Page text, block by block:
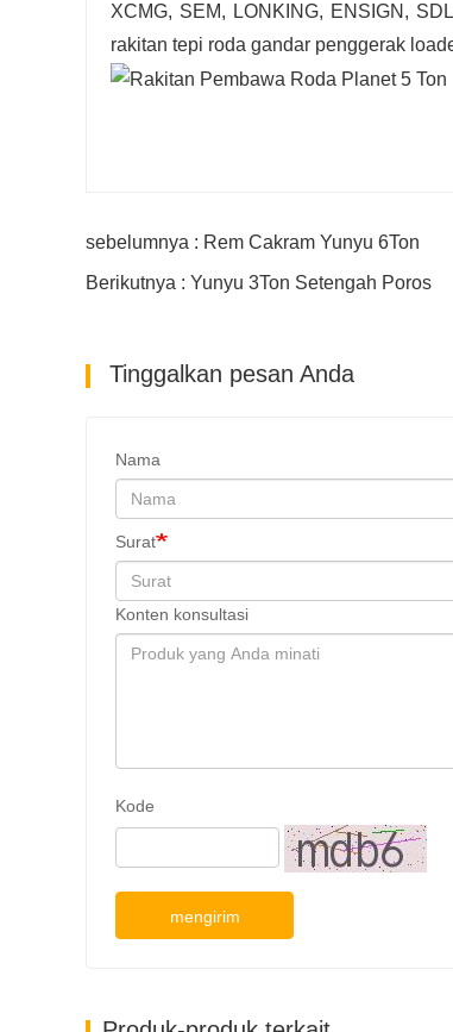
XCMG, SEM, LONKING, ENSIGN,
rakitan tepi roda gandar penggerak
sebelumnya : Rem Cakram Yunyu 6Ton
Berikutnya : Yunyu 3Ton Setengah Poros
Tinggalkan pesan Anda
Nama
Surat
Konten konsultasi
Kode
mengirim